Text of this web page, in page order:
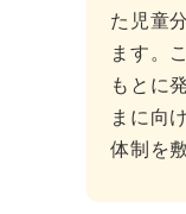
た児童
ます。
もとに
まに向
体制を